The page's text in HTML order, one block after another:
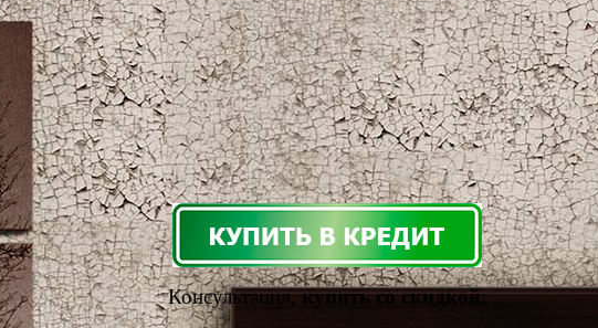
Консультация,купить со скидкой: